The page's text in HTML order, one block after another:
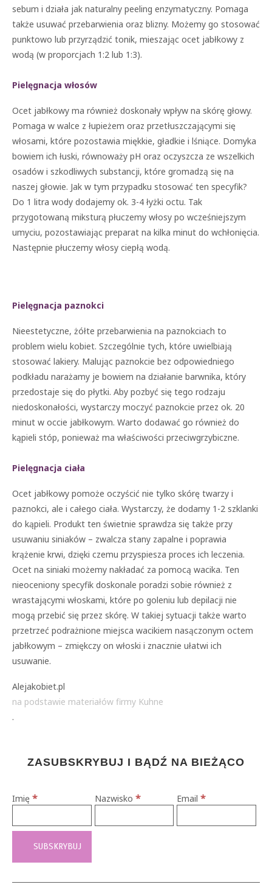
sebum i działa jak naturalny peeling enzymatyczny. Pomaga
także usuwać przebarwienia oraz blizny. Możemy go stosować
punktowo lub przyrządzić tonik, mieszając ocet jabłkowy z
wodą (w proporcjach 1:2 lub 1:3).
Pielęgnacja włosów
Ocet jabłkowy ma również doskonały wpływ na skórę głowy.
Pomaga w walce z łupieżem oraz przetłuszczającymi się
włosami, które pozostawia miękkie, gładkie i lśniące. Domyka
bowiem ich łuski, równoważy pH oraz oczyszcza ze wszelkich
osadów i szkodliwych substancji, które gromadzą się na
naszej głowie. Jak w tym przypadku stosować ten specyfik?
Do 1 litra wody dodajemy ok. 3-4 łyżki octu. Tak
przygotowaną miksturą płuczemy włosy po wcześniejszym
umyciu, pozostawiając preparat na kilka minut do wchłonięcia.
Następnie płuczemy włosy ciepłą wodą.
Pielęgnacja paznokci
Nieestetyczne, żółte przebarwienia na paznokciach to
problem wielu kobiet. Szczególnie tych, które uwielbiają
stosować lakiery. Malując paznokcie bez odpowiedniego
podkładu narażamy je bowiem na działanie barwnika, który
przedostaje się do płytki. Aby pozbyć się tego rodzaju
niedoskonałości, wystarczy moczyć paznokcie przez ok. 20
minut w occie jabłkowym. Warto dodawać go również do
kąpieli stóp, ponieważ ma właściwości przeciwgrzybiczne.
Pielęgnacja ciała
Ocet jabłkowy pomoże oczyścić nie tylko skórę twarzy i
paznokci, ale i całego ciała. Wystarczy, że dodamy 1-2 szklanki
do kąpieli. Produkt ten świetnie sprawdza się także przy
usuwaniu siniaków – zwalcza stany zapalne i poprawia
krążenie krwi, dzięki czemu przyspiesza proces ich leczenia.
Ocet na siniaki możemy nakładać za pomocą wacika. Ten
nieoceniony specyfik doskonale poradzi sobie również z
wrastającymi włoskami, które po goleniu lub depilacji nie
mogą przebić się przez skórę. W takiej sytuacji także warto
przetrzeć podrażnione miejsca wacikiem nasączonym octem
jabłkowym – zmiękczy on włoski i znacznie ułatwi ich
usuwanie.
Alejakobiet.pl
na podstawie materiałów firmy Kuhne
.
ZASUBSKRYBUJ I BĄDŹ NA BIEŻĄCO
Imię * Nazwisko * Email*